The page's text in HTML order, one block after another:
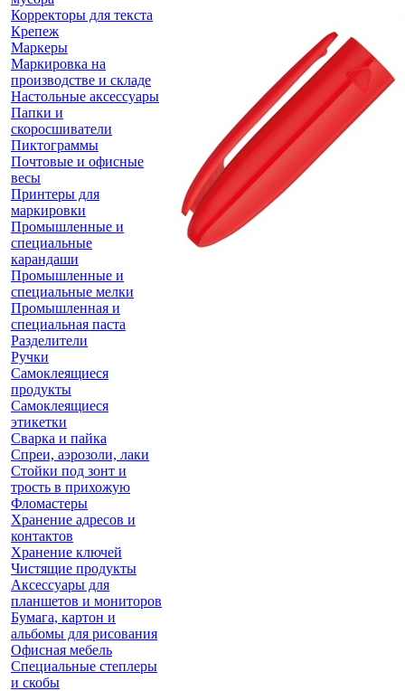
Корректоры для текста
Крепеж
Маркеры
Маркировка на
производстве и складе
Настольные аксессуары
Папки и
скоросшиватели
Пиктограммы
Почтовые и офисные
весы
Принтеры для
маркировки
Промышленные и
специальные
карандаши
Промышленные и
специальные мелки
Промышленная и
специальная паста
Разделители
Ручки
Самоклеящиеся
продукты
Самоклеящиеся
этикетки
Сварка и пайка
Спреи, аэрозоли, лаки
Стойки под зонт и
трость в прихожую
Фломастеры
Хранение адресов и
контактов
Хранение ключей
Чистящие продукты
Аксессуары для
планшетов и мониторов
Бумага, картон и
альбомы для рисования
Офисная мебель
Специальные степлеры
и скобы